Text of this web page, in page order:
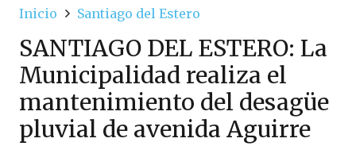
Inicio Santiago del Estero
SANTIAGO DEL ESTERO: La
Municipalidad realiza el
mantenimiento del desagüe
pluvial de avenida Aguirre